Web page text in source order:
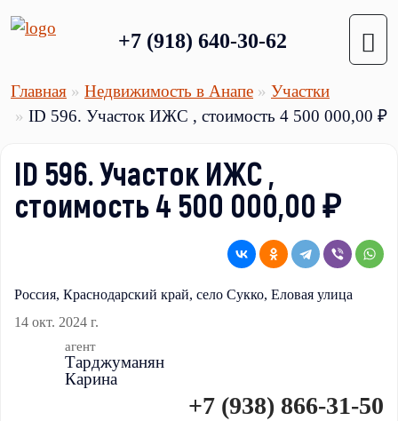
+7 (918) 640-30-62
Главная Недвижимость в Анапе
Участки
ID 596. Участок ИЖС , стоимость 4 500 000,00 ₽
ID 596. Участок ИЖС ,
стоимость 4 500 000,00 ₽
Россия, Краснодарский край, село Сукко, Еловая улица
14 окт. 2024 г.
агент
Тарджуманян
Карина
+7 (938) 866-31-50